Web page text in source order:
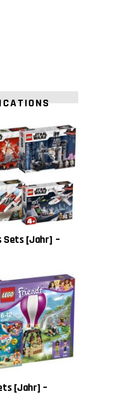
Sets [Jahr] –
[Jahr] –